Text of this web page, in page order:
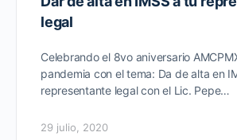
legal
Celebrando el 8vo aniversario
pandemia con el tema: Da de alta en
representante legal con el Lic. Pepe…
29 julio, 2020